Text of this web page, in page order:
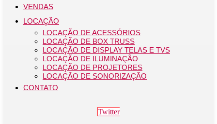
VENDAS
LOCAÇÃO
LOCAÇÃO DE ACESSÓRIOS
LOCAÇÃO DE BOX TRUSS
LOCAÇÃO DE DISPLAY TELAS E TVS
LOCAÇÃO DE ILUMINAÇÃO
LOCAÇÃO DE PROJETORES
LOCAÇÃO DE SONORIZAÇÃO
CONTATO
Twitter